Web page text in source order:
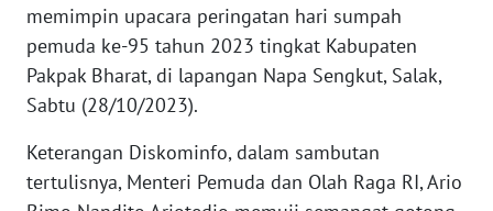
memimpin upacara peringatan hari sumpah
pemuda ke-95 tahun 2023 tingkat Kabupaten
Pakpak Bharat, di lapangan Napa Sengkut, Salak,
Sabtu (28/10/2023).
Keterangan Diskominfo, dalam sambutan
tertulisnya, Menteri Pemuda dan Olah Raga RI, Ario
KARIR
DISCLAIMER
Wahana
News
Regional